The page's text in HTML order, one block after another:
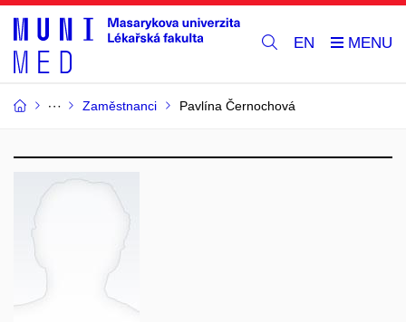
EN
Zaměstnanci Pavlína Černochová